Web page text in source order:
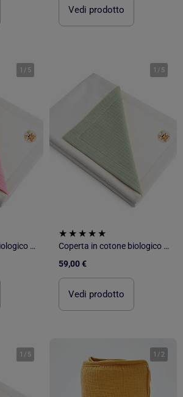
Vedi prodotto
1 / 5
Coperta in cotone biologico Rex
1 / 5
Coperta in cotone biologico Rex
59,00 €
Vedi prodotto
1 / 5 1 / 2